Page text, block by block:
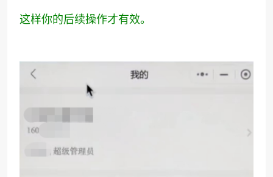
这样你的后续操作才有效。